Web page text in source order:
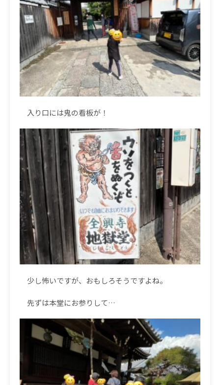
入り口には鬼の看板が！
少し怖いですが、おもしろそうですよね。
先ずは本堂にお参りして…